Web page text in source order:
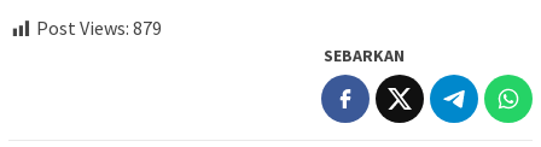
Post Views: 879
SEBARKAN